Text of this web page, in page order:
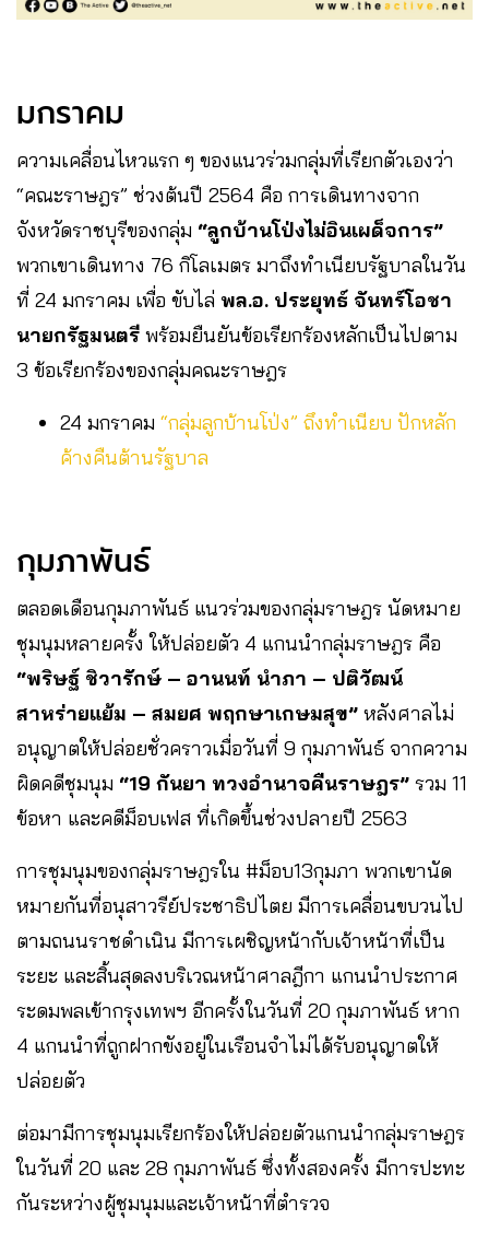
มกราคม
ความเคลื่อนไหวแรก ๆ ของแนวร่วมกลุ่มที่เรียกตัวเองว่า
“คณะราษฎร” ช่วงต้นปี 2564 คือ การเดินทางจาก
จังหวัดราชบุรีของกลุ่ม “ลูกบ้านโป่งไม่อินเผด็จการ”
พวกเขาเดินทาง 76 กิโลเมตร มาถึงทำเนียบรัฐบาลในวัน
ที่ 24 มกราคม เพื่อ ขับไล่ พล.อ. ประยุทธ์ จันทร์โอชา
นายกรัฐมนตรี พร้อมยืนยันข้อเรียกร้องหลักเป็นไปตาม
3 ข้อเรียกร้องของกลุ่มคณะราษฎร
24 มกราคม “กลุ่มลูกบ้านโป่ง” ถึงทำเนียบ ปักหลัก
ค้างคืนต้านรัฐบาล
กุมภาพันธ์
ตลอดเดือนกุมภาพันธ์ แนวร่วมของกลุ่มราษฎร นัดหมาย
ชุมนุมหลายครั้ง ให้ปล่อยตัว 4 แกนนำกลุ่มราษฎร คือ
“พริษฐ์ ชิวารักษ์ – อานนท์ นำภา – ปติวัฒน์
สาหร่ายแย้ม – สมยศ พฤกษาเกษมสุข” หลังศาลไม่
อนุญาตให้ปล่อยชั่วคราวเมื่อวันที่ 9 กุมภาพันธ์ จากความ
ผิดคดีชุมนุม “19 กันยา ทวงอํานาจคืนราษฎร” รวม 11
ข้อหา และคดีม็อบเฟส ที่เกิดขึ้นช่วงปลายปี 2563
การชุมนุมของกลุ่มราษฎรใน #ม็อบ13กุมภา พวกเขานัด
หมายกันที่อนุสาวรีย์ประชาธิปไตย มีการเคลื่อนขบวนไป
ตามถนนราชดำเนิน มีการเผชิญหน้ากับเจ้าหน้าที่เป็น
ระยะ และสิ้นสุดลงบริเวณหน้าศาลฎีกา แกนนำประกาศ
ระดมพลเข้ากรุงเทพฯ อีกครั้งในวันที่ 20 กุมภาพันธ์ หาก
4 แกนนำที่ถูกฝากขังอยู่ในเรือนจำไม่ได้รับอนุญาตให้
ปล่อยตัว
ต่อมามีการชุมนุมเรียกร้องให้ปล่อยตัวแกนนำกลุ่มราษฎร
ในวันที่ 20 และ 28 กุมภาพันธ์ ซึ่งทั้งสองครั้ง มีการปะทะ
กันระหว่างผู้ชุมนุมและเจ้าหน้าที่ตำรวจ